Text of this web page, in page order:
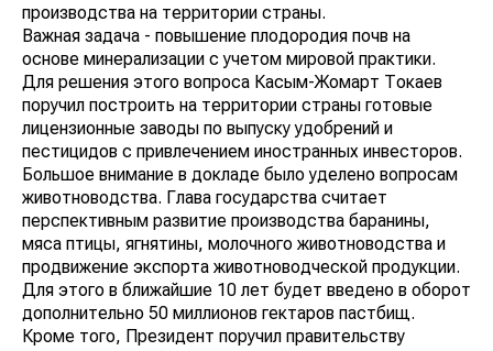
производства на территории страны.
Важная задача - повышение плодородия почв на
основе минерализации с учетом мировой практики.
Для решения этого вопроса Касым-Жомарт Токаев
поручил построить на территории страны готовые
лицензионные заводы по выпуску удобрений и
пестицидов с привлечением иностранных инвесторов.
Большое внимание в докладе было уделено вопросам
животноводства. Глава государства считает
перспективным развитие производства баранины,
мяса птицы, ягнятины, молочного животноводства и
продвижение экспорта животноводческой продукции.
Для этого в ближайшие 10 лет будет введено в оборот
дополнительно 50 миллионов гектаров пастбищ.
Кроме того, Президент поручил правительству